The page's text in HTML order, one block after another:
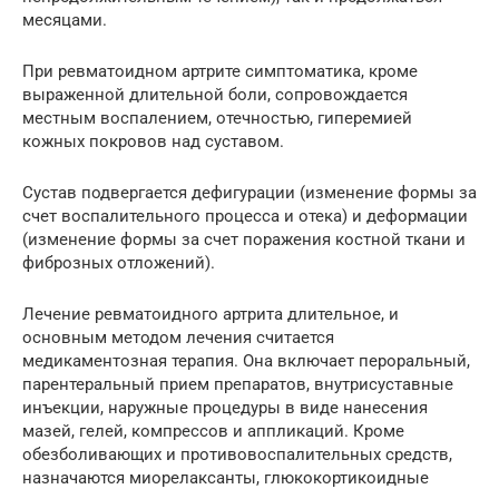
месяцами.
При ревматоидном артрите симптоматика, кроме
выраженной длительной боли, сопровождается
местным воспалением, отечностью, гиперемией
кожных покровов над суставом.
Сустав подвергается дефигурации (изменение формы за
счет воспалительного процесса и отека) и деформации
(изменение формы за счет поражения костной ткани и
фиброзных отложений).
Лечение ревматоидного артрита длительное, и
основным методом лечения считается
медикаментозная терапия. Она включает пероральный,
парентеральный прием препаратов, внутрисуставные
инъекции, наружные процедуры в виде нанесения
мазей, гелей, компрессов и аппликаций. Кроме
обезболивающих и противовоспалительных средств,
назначаются миорелаксанты, глюкокортикоидные